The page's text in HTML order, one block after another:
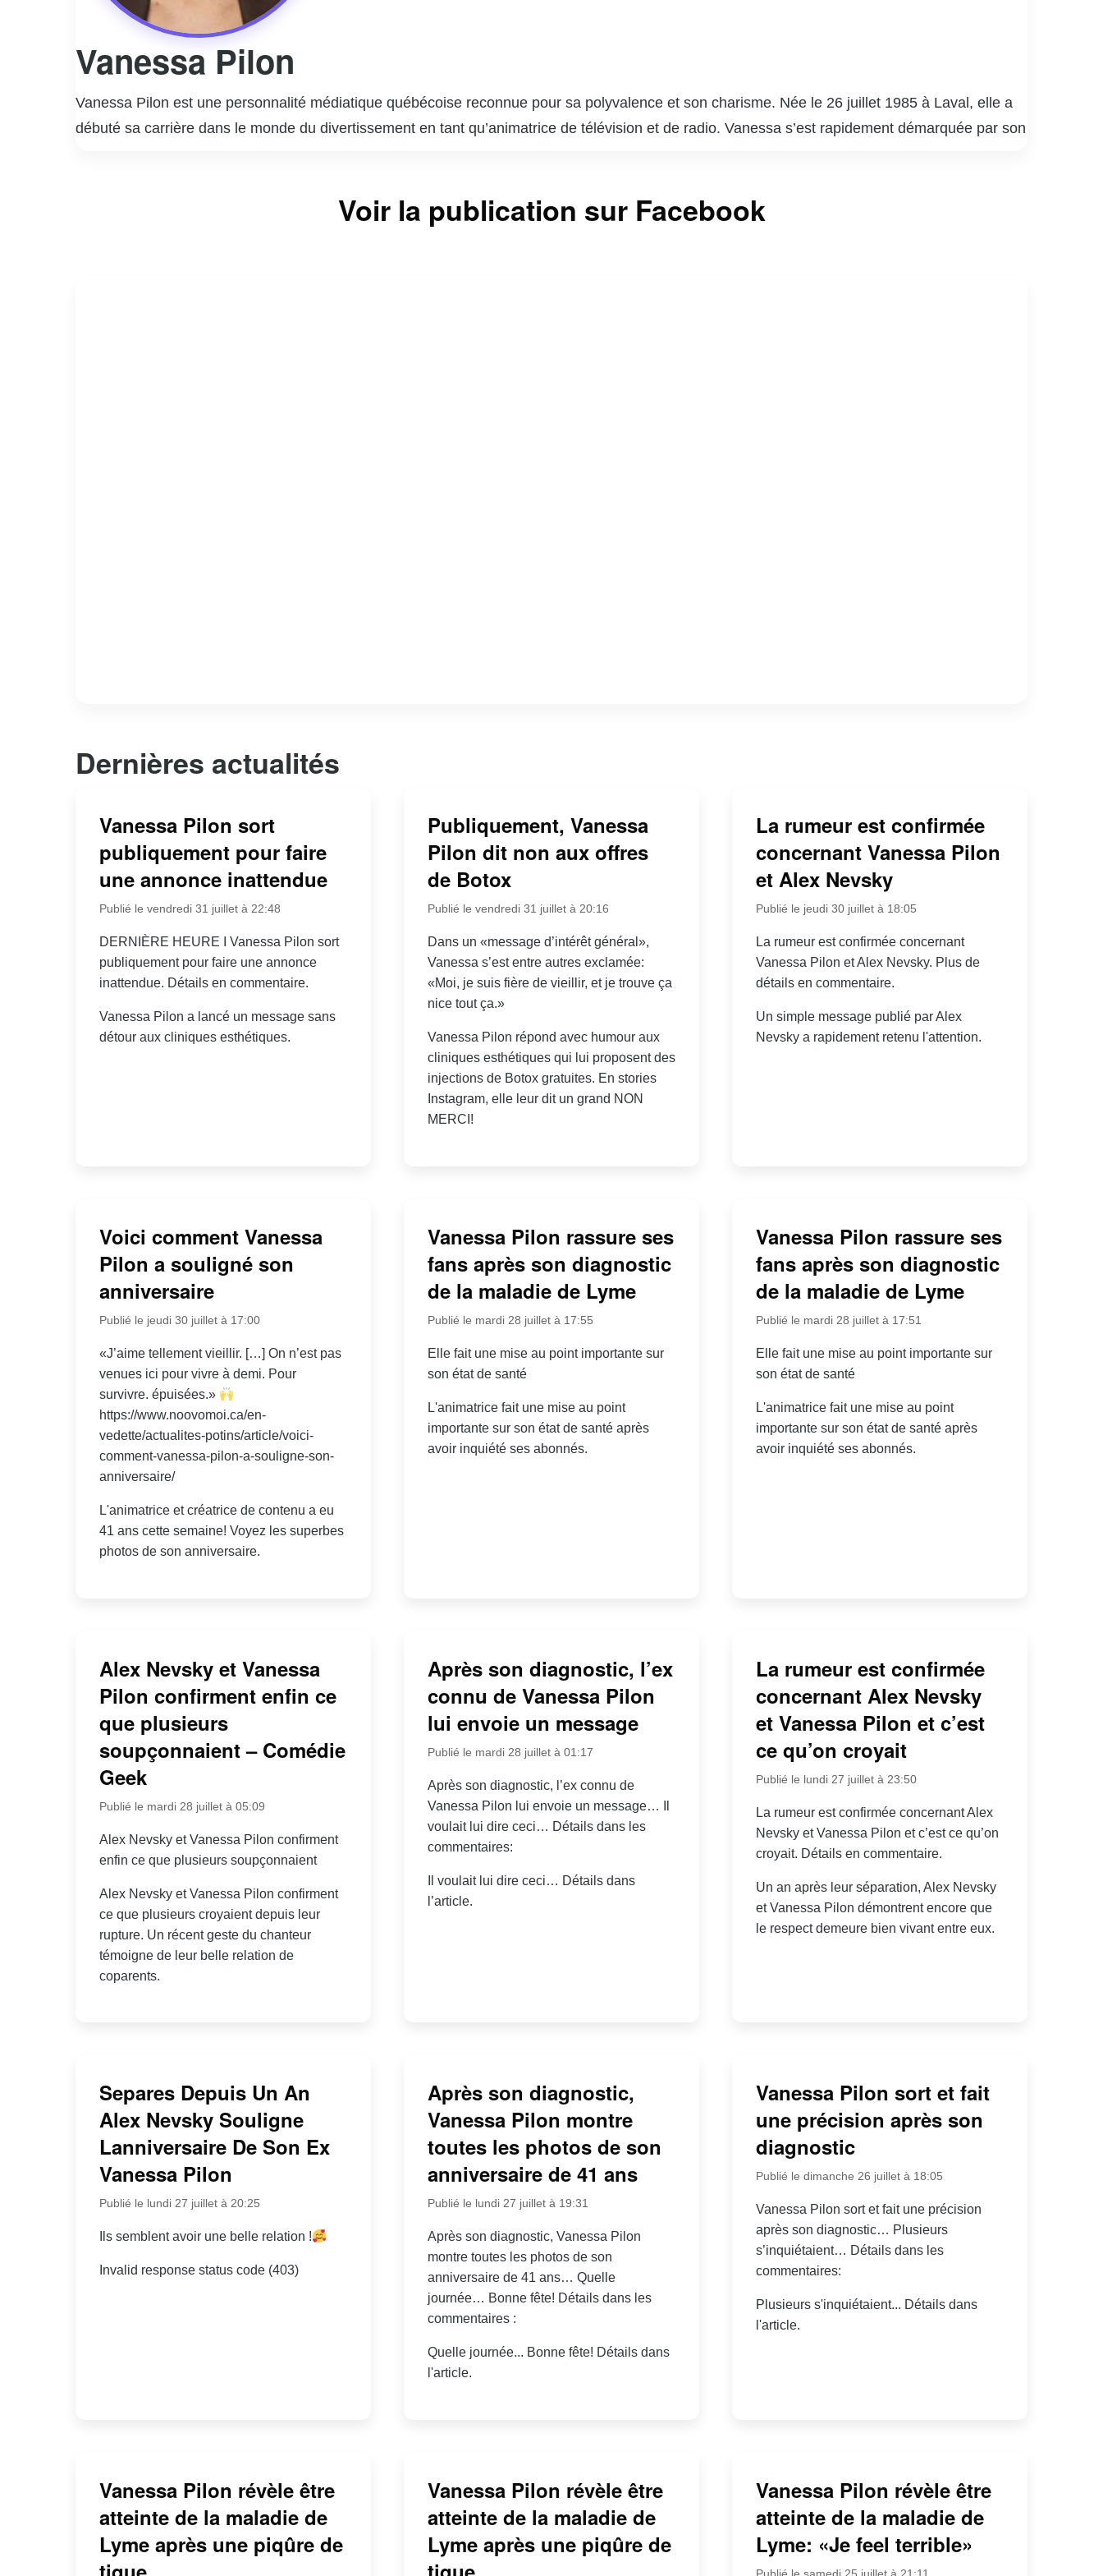
Vanessa Pilon
Vanessa Pilon est une personnalité médiatique québécoise reconnue pour sa polyvalence et son charisme. Née le 26 juillet 1985 à Laval, elle a
débuté sa carrière dans le monde du divertissement en tant qu’animatrice de télévision et de radio. Vanessa s’est rapidement démarquée par son
son énergie contagieuse et sa passion pour la culture pop. En plus de ses talents d’animatrice, Vanessa Pilon est également reconnue pour son
Voir la publication sur Facebook
Dernières actualités
Vanessa Pilon sort
publiquement pour faire
une annonce inattendue
Publié le vendredi 31 juillet à 22:48
DERNIÈRE HEURE I Vanessa Pilon sort
publiquement pour faire une annonce
inattendue. Détails en commentaire.
Vanessa Pilon a lancé un message sans
détour aux cliniques esthétiques.
Publiquement, Vanessa
Pilon dit non aux offres
de Botox
Publié le vendredi 31 juillet à 20:16
Dans un «message d’intérêt général»,
Vanessa s’est entre autres exclamée:
«Moi, je suis fière de vieillir, et je trouve ça
nice tout ça.»
Vanessa Pilon répond avec humour aux
cliniques esthétiques qui lui proposent des
injections de Botox gratuites. En stories
Instagram, elle leur dit un grand NON
MERCI!
La rumeur est confirmée
concernant Vanessa Pilon
et Alex Nevsky
Publié le jeudi 30 juillet à 18:05
La rumeur est confirmée concernant
Vanessa Pilon et Alex Nevsky. Plus de
détails en commentaire.
Un simple message publié par Alex
Nevsky a rapidement retenu l'attention.
Voici comment Vanessa
Pilon a souligné son
anniversaire
Publié le jeudi 30 juillet à 17:00
«J’aime tellement vieillir. […] On n’est pas
venues ici pour vivre à demi. Pour
survivre. épuisées.»
https://www.noovomoi.ca/en-
vedette/actualites-potins/article/voici-
comment-vanessa-pilon-a-souligne-son-
anniversaire/
L'animatrice et créatrice de contenu a eu
41 ans cette semaine! Voyez les superbes
photos de son anniversaire.
Vanessa Pilon rassure ses
fans après son diagnostic
de la maladie de Lyme
Publié le mardi 28 juillet à 17:55
Elle fait une mise au point importante sur
son état de santé
L'animatrice fait une mise au point
importante sur son état de santé après
avoir inquiété ses abonnés.
Vanessa Pilon rassure ses
fans après son diagnostic
de la maladie de Lyme
Publié le mardi 28 juillet à 17:51
Elle fait une mise au point importante sur
son état de santé
L'animatrice fait une mise au point
importante sur son état de santé après
avoir inquiété ses abonnés.
Alex Nevsky et Vanessa
Pilon confirment enfin ce
que plusieurs
soupçonnaient – Comédie
Geek
Publié le mardi 28 juillet à 05:09
Alex Nevsky et Vanessa Pilon confirment
enfin ce que plusieurs soupçonnaient
Alex Nevsky et Vanessa Pilon confirment
ce que plusieurs croyaient depuis leur
rupture. Un récent geste du chanteur
témoigne de leur belle relation de
coparents.
Après son diagnostic, l’ex
connu de Vanessa Pilon
lui envoie un message
Publié le mardi 28 juillet à 01:17
Après son diagnostic, l’ex connu de
Vanessa Pilon lui envoie un message… Il
voulait lui dire ceci… Détails dans les
commentaires:
Il voulait lui dire ceci… Détails dans
l’article.
La rumeur est confirmée
concernant Alex Nevsky
et Vanessa Pilon et c’est
ce qu’on croyait
Publié le lundi 27 juillet à 23:50
La rumeur est confirmée concernant Alex
Nevsky et Vanessa Pilon et c’est ce qu’on
croyait. Détails en commentaire.
Un an après leur séparation, Alex Nevsky
et Vanessa Pilon démontrent encore que
le respect demeure bien vivant entre eux.
Separes Depuis Un An
Alex Nevsky Souligne
Lanniversaire De Son Ex
Vanessa Pilon
Publié le lundi 27 juillet à 20:25
Ils semblent avoir une belle relation !
Invalid response status code (403)
Après son diagnostic,
Vanessa Pilon montre
toutes les photos de son
anniversaire de 41 ans
Publié le lundi 27 juillet à 19:31
Après son diagnostic, Vanessa Pilon
montre toutes les photos de son
anniversaire de 41 ans… Quelle
journée… Bonne fête! Détails dans les
commentaires :
Quelle journée... Bonne fête! Détails dans
l'article.
Vanessa Pilon sort et fait
une précision après son
diagnostic
Publié le dimanche 26 juillet à 18:05
Vanessa Pilon sort et fait une précision
après son diagnostic… Plusieurs
s’inquiétaient… Détails dans les
commentaires:
Plusieurs s'inquiétaient... Détails dans
l'article.
Vanessa Pilon révèle être
atteinte de la maladie de
Lyme après une piqûre de
Vanessa Pilon révèle être
atteinte de la maladie de
Lyme après une piqûre de
Vanessa Pilon révèle être
atteinte de la maladie de
Lyme: «Je feel terrible»
Publié le samedi 25 juillet à 21:11